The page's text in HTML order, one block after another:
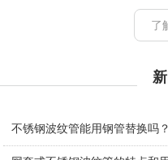
了
不锈钢波纹管能用钢管替换吗？